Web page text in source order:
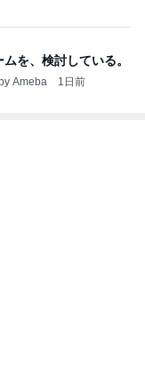
を、検討している。
Ameba 1日前